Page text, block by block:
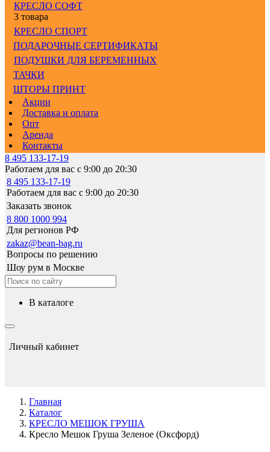
КРЕСЛО СОФТ
3 товара
КРЕСЛО СПОРТ
ПОДАРОЧНЫЕ СЕРТИФИКАТЫ
ПОДУШКИ ДЛЯ БЕРЕМЕННЫХ
ТАЧКИ
ШТОРЫ ПРИНТ
Акции
Доставка и оплата
Опт
Аренда
Контакты
8 495 133-17-19
Работаем для вас с 9:00 до 20:30
8 495 133-17-19
Работаем для вас с 9:00 до 20:30
Заказать звонок
8 800 1000 994
Для регионов РФ
zakaz@bean-bag.ru
Вопросы по решению
Шоу рум в Москве
в каталоге
Личный кабинет
Главная
Каталог
КРЕСЛО МЕШОК ГРУША
Кресло Мешок Груша Зеленое (Оксфорд)